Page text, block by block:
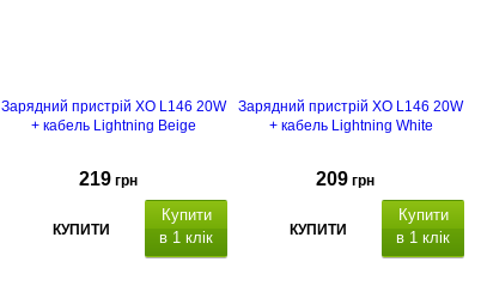
Зарядний пристрій XO L146 20W
+ кабель Lightning Beige
219 грн
КУПИТИ
Купити
в 1 клік
Зарядний пристрій XO L146 20W
+ кабель Lightning White
209 грн
КУПИТИ
Купити
в 1 клік